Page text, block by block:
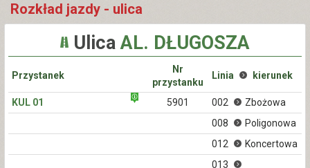
Rozkład jazdy - ulica
UlicaAL. DŁUGOSZA
Przystanek
Nr
przystanku
Linia kierunek
KUL 01 5901 002
Zbożowa
008
Poligonowa
012
Koncertowa
013